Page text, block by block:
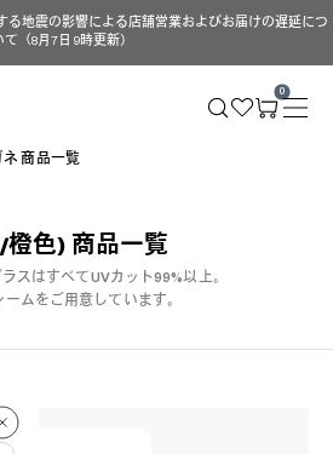
る地震の影響による店舗営業およびお届けの遅延につ
て（8月7日 9時更新）
0
ネ 商品一覧
橙色) 商品一覧
スはすべてUVカット99%以上。
ムをご用意しています。